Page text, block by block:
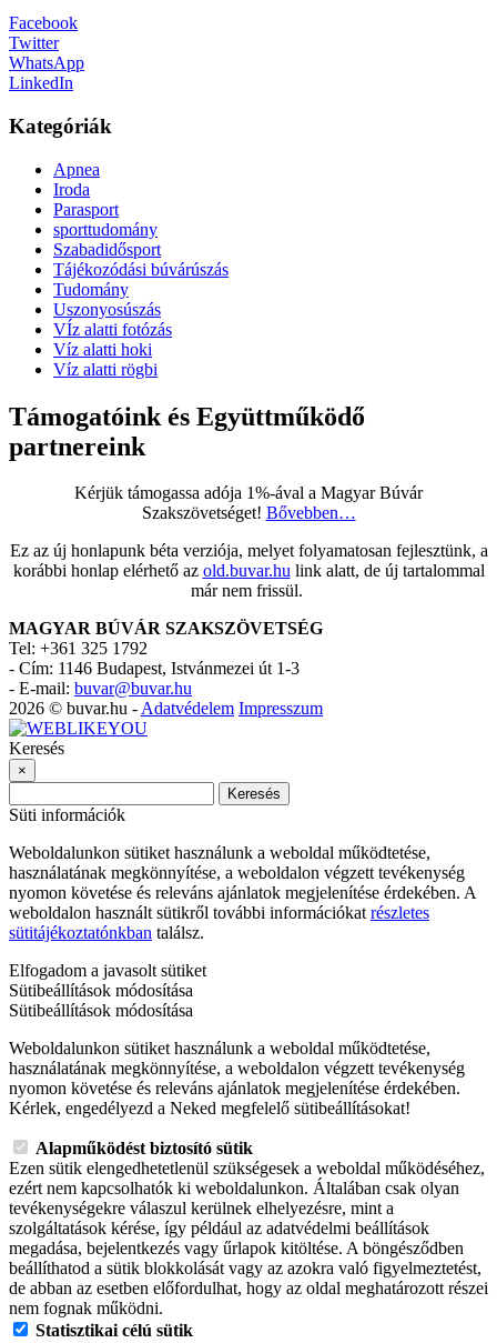
Facebook
Twitter
WhatsApp
LinkedIn
Kategóriák
Apnea
Iroda
Parasport
sporttudomány
Szabadidősport
Tájékozódási búvárúszás
Tudomány
Uszonyosúszás
VÍz alatti fotózás
Víz alatti hoki
Víz alatti rögbi
Támogatóink és Együttműködő
partnereink
Kérjük támogassa adója 1%-ával a Magyar Búvár
Szakszövetséget! Bővebben…
Ez az új honlapunk béta verziója, melyet folyamatosan fejlesztünk, a
korábbi honlap elérhető az old.buvar.hulink alatt, de új tartalommal
már nem frissül.
MAGYAR BÚVÁR SZAKSZÖVETSÉG
Tel: +361 325 1792
- Cím: 1146 Budapest, Istvánmezei út 1-3
- E-mail: buvar@buvar.hu
2026 © buvar.hu -Adatvédelem Impresszum
Keresés
×
Keresés
Süti információk
Weboldalunkon sütiket használunk a weboldal működtetése,
használatának megkönnyítése, a weboldalon végzett tevékenység
nyomon követése és releváns ajánlatok megjelenítése érdekében. A
weboldalon használt sütikről további információkatrészletes
sütitájékoztatónkban találsz.
Elfogadom a javasolt sütiket
Sütibeállítások módosítása
Sütibeállítások módosítása
Weboldalunkon sütiket használunk a weboldal működtetése,
használatának megkönnyítése, a weboldalon végzett tevékenység
nyomon követése és releváns ajánlatok megjelenítése érdekében.
Kérlek, engedélyezd a Neked megfelelő sütibeállításokat!
Alapműködést biztosító sütik
Ezen sütik elengedhetetlenül szükségesek a weboldal működéséhez,
ezért nem kapcsolhatók ki weboldalunkon. Általában csak olyan
tevékenységekre válaszul kerülnek elhelyezésre, mint a
szolgáltatások kérése, így például az adatvédelmi beállítások
megadása, bejelentkezés vagy űrlapok kitöltése. A böngésződben
beállíthatod a sütik blokkolását vagy az azokra való figyelmeztetést,
de abban az esetben előfordulhat, hogy az oldal meghatározott részei
nem fognak működni.
Statisztikai célú sütik